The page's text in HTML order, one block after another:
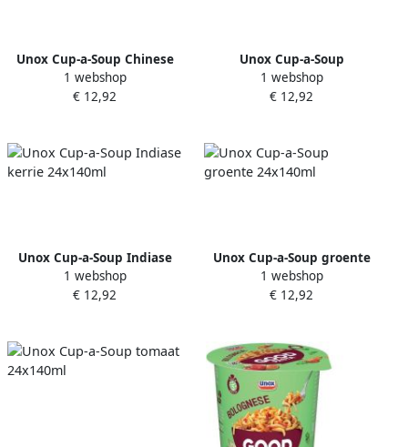
Unox Cup-a-Soup Chinese
tomaat 24x140ml
1 webshop
€ 12,92
Unox Cup-a-Soup
champignon crÃ¨me
24x140ml
1 webshop
€ 12,92
Unox Cup-a-Soup Indiase
kerrie 24x140ml
1 webshop
€ 12,92
Unox Cup-a-Soup groente
24x140ml
1 webshop
€ 12,92